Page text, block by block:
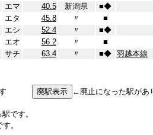
エマ 40.5 新潟県 ■◆
エタ 45.8 〃
■
エシ 52.4 〃 ■◆
エオ 56.2 〃
■
サチ 63.4 〃 ■◆ 羽越本線
←廃止になった駅があ
です。
。